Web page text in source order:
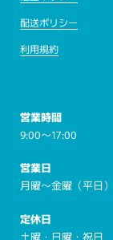
配送ポリシー
利用規約
営業時間
9:00～17:00
営業日
月曜～金曜（平日）
定休日
土曜・日曜・祝日